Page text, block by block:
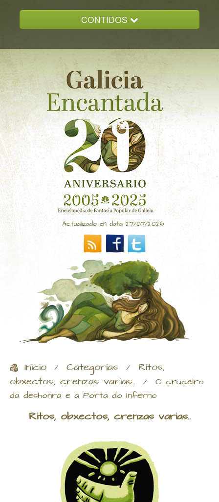
CONTIDOS
GALICIA ENCANTADA
DOCUMENTACION
NOVAS
CONTACTO
Actualizado en data 27/07/2026
Inicio / Categorías / Ritos,
obxectos, crenzas varias.. / O cruceiro
da deshonra e a Porta do Inferno
Ritos, obxectos, crenzas varias..